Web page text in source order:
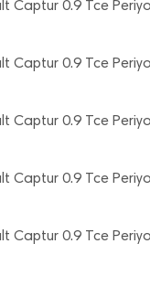
Captur 0.9 Tce
Captur 0.9 Tce
Captur 0.9 Tce
Captur 0.9 Tce
Captur 0.9 Tce